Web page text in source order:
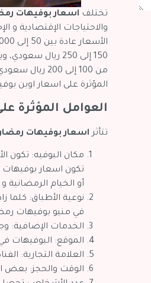
تختلف اسعار بوفيهات
والاحتياجات الإقتصادية و
150 إلى 250
من 100 إلى
المؤثرة على اسعار اوبن
العوامل المؤثرة
تتأثر اسعار بوفيهات
مكان البوفيه: تكون
تكون اسعار
أو الخيام الرمضانية
نوعية الأطباق: كلما
في منيو بوفيهات
الخدمات الإضافية:
الموقع: البوفيهات في
العلامة التجارية:
الوقت والحجز: بعض